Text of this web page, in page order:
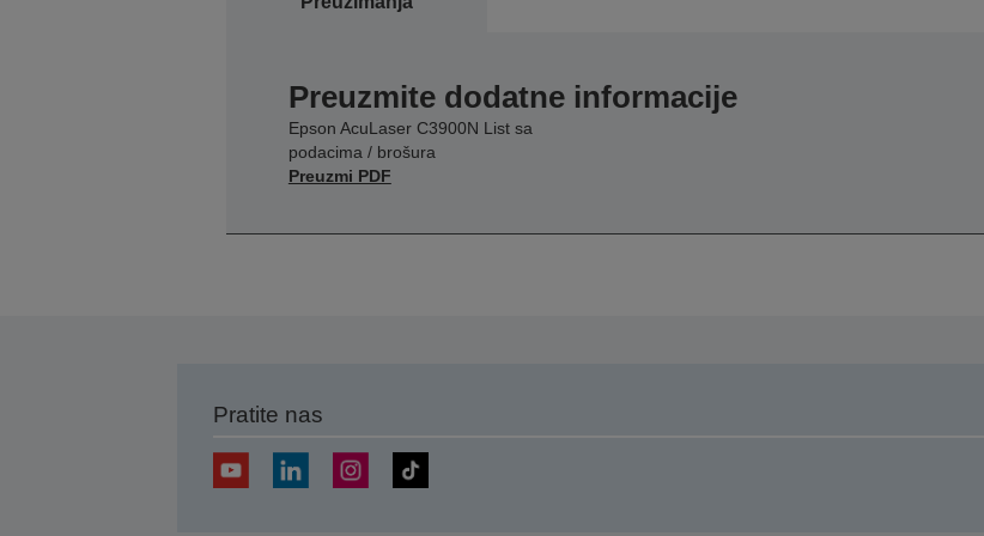
Preuzmite dodatne informacije
Epson AcuLaser C3900N List sa
podacima / brošura
Preuzmi PDF
Pratite nas